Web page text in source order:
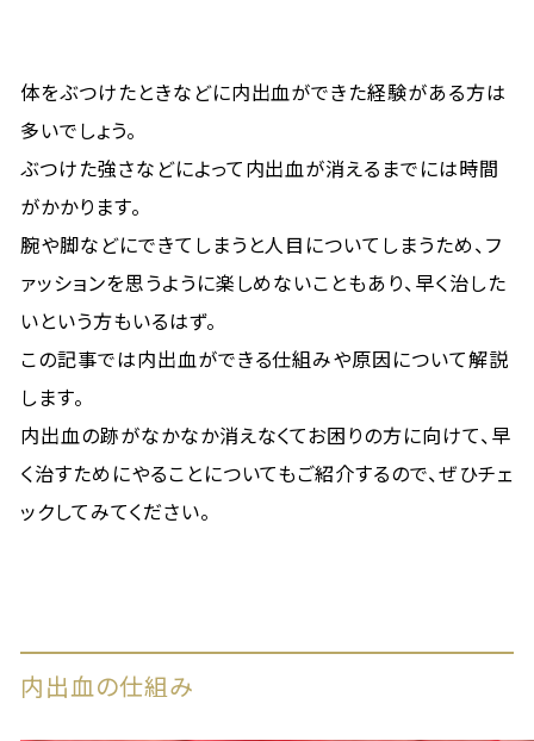
体をぶつけたときなどに内出血ができた経験がある方は
多いでしょう。
ぶつけた強さなどによって内出血が消えるまでには時間
がかかります。
腕や脚などにできてしまうと人目についてしまうため、フ
ァッションを思うように楽しめないこともあり、早く治した
いという方もいるはず。
この記事では内出血ができる仕組みや原因について解説
します。
内出血の跡がなかなか消えなくてお困りの方に向けて、早
く治すためにやることについてもご紹介するので、ぜひチェ
ックしてみてください。
内出血の仕組み